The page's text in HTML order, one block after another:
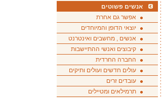
אנשים פשוטים
אפשר גם אחרת
יוצאי הדופן והמיוחדים
אנשים , מחשבים ואינטרנט
קיבוצים ואנשי ההתיישבות
החברה החרדית
עולים חדשים ועולים ותיקים
עובדים זרים
תרמילאים ומטיילים